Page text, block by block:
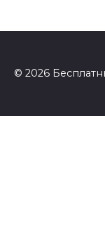
© 2026